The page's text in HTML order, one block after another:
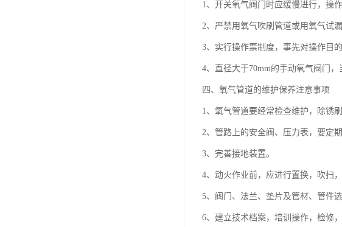
1、开关氧气阀门时应缓慢进行，操
2、严禁用氧气吹刷管道或用氧气试漏
3、实行操作票制度，事先对操作目
4、直径大于70mm的手动氧气阀门，
四、氧气管道的维护保养注意事项
1、氧气管道要经常检查维护，除锈
2、管路上的安全阀、压力表，要定期
3、完善接地装置。
4、动火作业前，应进行置换，吹扫
5、阀门、法兰、垫片及管材、管件
6、建立技术档案，培训操作，检修，